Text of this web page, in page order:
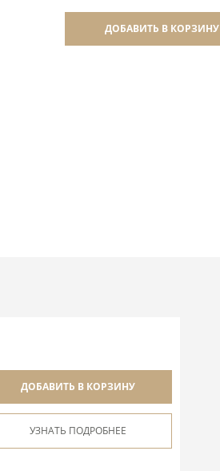
ДОБАВИТЬ В КОРЗИНУ
ДОБАВИТЬ В КОРЗИНУ
УЗНАТЬ ПОДРОБНЕЕ